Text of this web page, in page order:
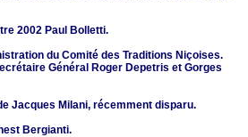
2002 Paul Bolletti.
du Comité des Traditions Niçoises.
Général Roger Depetris et Gorges
Jacques Milani, récemment disparu.
Bergianti.